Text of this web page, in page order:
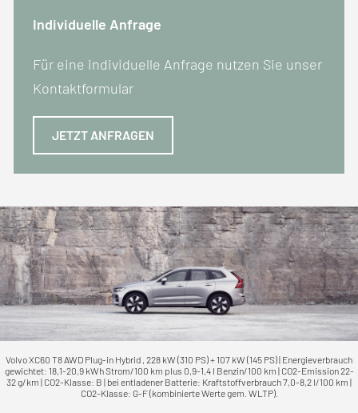
Individuelle Anfrage
Für eine individuelle Anfrage nutzen Sie unser
Kontaktformular
JETZT ANFRAGEN
Volvo XC60 T8 AWD Plug-in Hybrid , 228 kW (310 PS) + 107 kW (145 PS) | Energieverbrauch
gewichtet: 18,1-20,9 kWh Strom/100 km plus 0,9-1,4 l Benzin/100 km | CO2-Emission 22-
32 g/km | CO2-Klasse: B | bei entladener Batterie: Kraftstoffverbrauch 7,0-8,2 l/100 km |
CO2-Klasse: G-F (kombinierte Werte gem. WLTP).